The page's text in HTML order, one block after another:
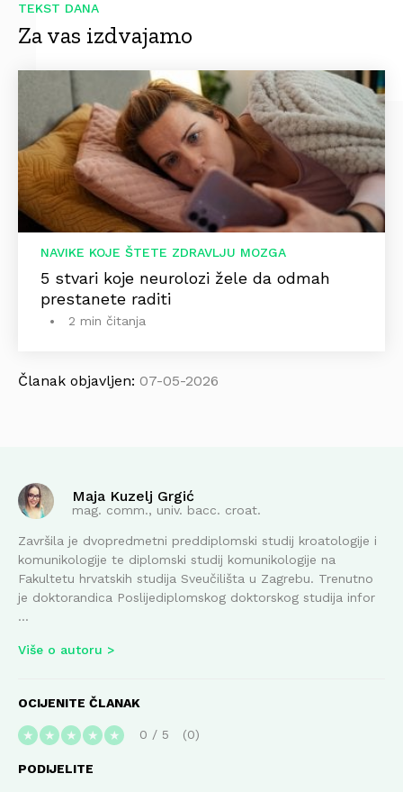
TEKST DANA
Za vas izdvajamo
NAVIKE KOJE ŠTETE ZDRAVLJU MOZGA
5 stvari koje neurolozi žele da odmah
prestanete raditi
2 min čitanja
Članak objavljen: 07-05-2026
Maja Kuzelj Grgić
mag. comm., univ. bacc. croat.
Završila je dvopredmetni preddiplomski studij kroatologije i
komunikologije te diplomski studij komunikologije na
Fakultetu hrvatskih studija Sveučilišta u Zagrebu. Trenutno
je doktorandica Poslijediplomskog doktorskog studija infor
...
Više o autoru
OCIJENITE ČLANAK
★ ★ ★ ★ ★ 0 / 5 0
PODIJELITE